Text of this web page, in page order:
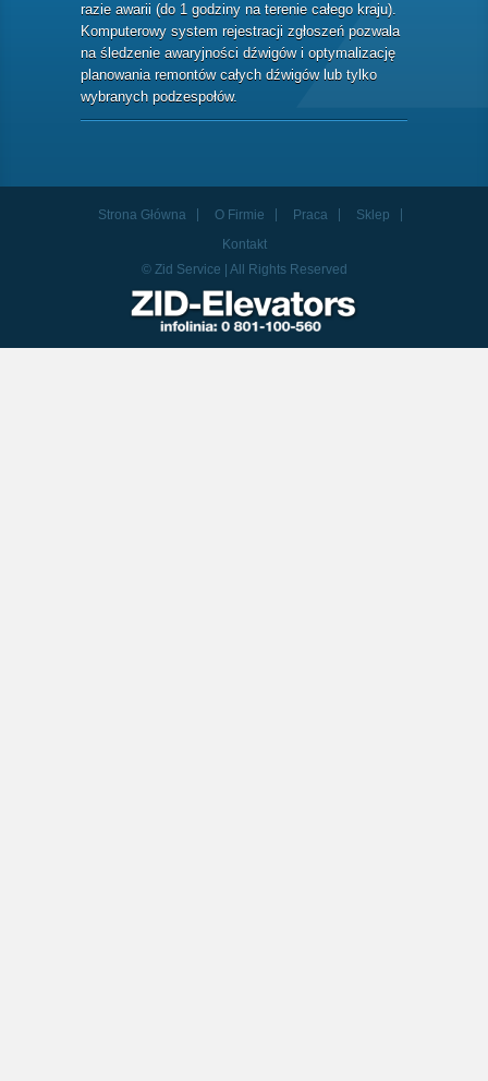
razie awarii (do 1 godziny na terenie całego kraju).
Komputerowy system rejestracji zgłoszeń pozwala
na śledzenie awaryjności dźwigów i optymalizację
planowania remontów całych dźwigów lub tylko
wybranych podzespołów.
Strona Główna O Firmie Praca
Sklep
Kontakt
© Zid Service | All Rights Reserved